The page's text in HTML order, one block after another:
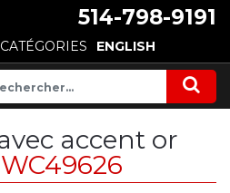
514-798-9191
CATÉGORIES ENGLISH
accent or
WC49626